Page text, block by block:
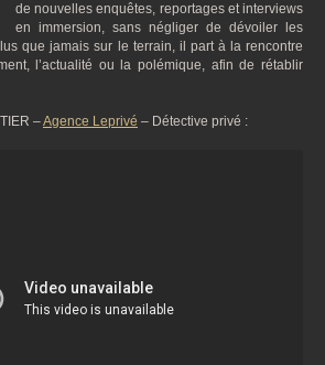
de nouvelles enquêtes, reportages et interviews
en immersion, sans négliger de dévoiler les
que jamais sur le terrain, il part à la rencontre
l’actualité ou la polémique, afin de rétablir
–Agence Leprivé – Détective privé :